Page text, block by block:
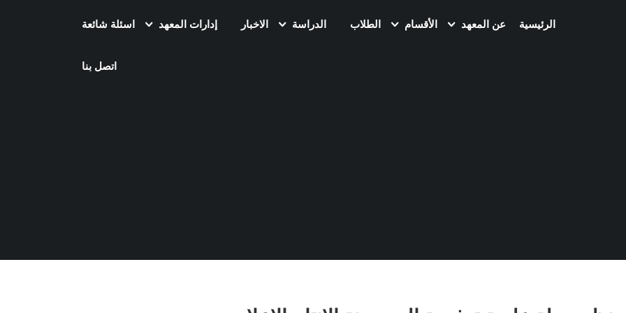
الرئيسية عن المعهد الأقسام الطلاب الدراسة الاخبار إدارات المعهد اسئلة شائعة
اتصل بنا